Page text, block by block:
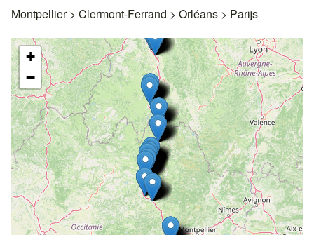
Montpellier > Clermont-Ferrand > Orléans > Parijs
+
−